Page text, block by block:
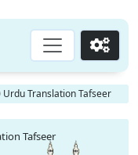
Go
Translation Tafseer
Tafseer